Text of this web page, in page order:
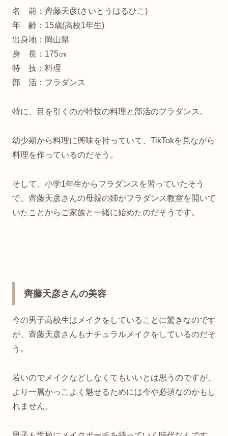
名 前：齊藤天彦(さいとうはるひこ)
年 齢：15歳(高校1年生)
出身地：岡山県
身 長：175㎝
特 技：料理
部 活：フラダンス
特に、目を引くのが特技の料理と部活のフラダンス。
幼少期から料理に興味を持っていて、TikTokを見ながら
料理を作っているのだそう。
そして、小学1年生からフラダンスを習っていたそう
で、齊藤天彦さんの母親の姉がフラダンス教室を開いて
いたことからご家族と一緒に始めたのだそうです。
齊藤天彦さんの美容
今の男子高校生はメイクをしていることに驚きなのです
が、斉藤天彦さんもナチュラルメイクをしているのだそ
う。
若いのでメイクなどしなくてもいいとは思うのですが、
より一層かっこよく魅せるためには今や必須なのかもし
れません。